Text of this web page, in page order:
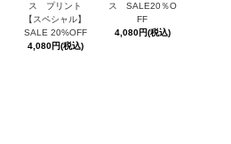
ス プリント
【スペシャル】
SALE 20%OFF
4,080円(税込)
ス SALE20％O
FF
4,080円(税込)